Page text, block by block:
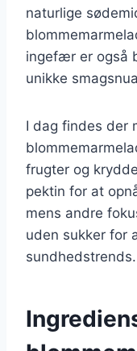
naturlige
ingefær er også
unikke
I dag findes der
frugter og
pektin for at
mens andre
uden sukker for
sundhedstrends.